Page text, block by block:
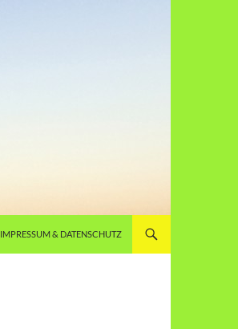
IMPRESSUM & DATENSCHUTZ